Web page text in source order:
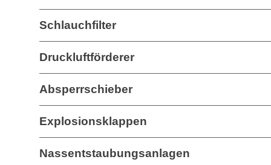
Schlauchfilter
Druckluftförderer
Absperrschieber
Explosionsklappen
Nassentstaubungsanlagen